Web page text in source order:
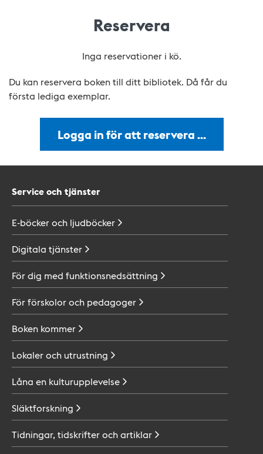
Reservera
Inga reservationer i kö.
Du kan reservera boken till ditt bibliotek. Då får du
första lediga exemplar.
Logga in för att reservera …
Service och tjänster
E-böcker och ljudböcker
Digitala tjänster
För dig med funktionsnedsättning
För förskolor och pedagoger
Boken kommer
Lokaler och utrustning
Låna en kulturupplevelse
Släktforskning
Tidningar, tidskrifter ochartiklar